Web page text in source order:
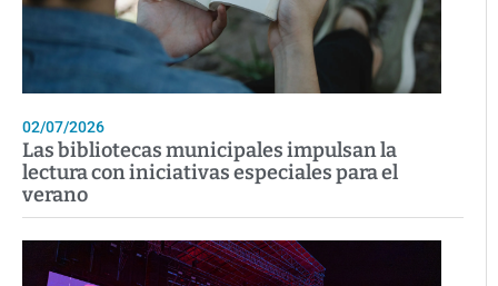
02/07/2026
Las bibliotecas municipales impulsan la
lectura con iniciativas especiales para el
verano